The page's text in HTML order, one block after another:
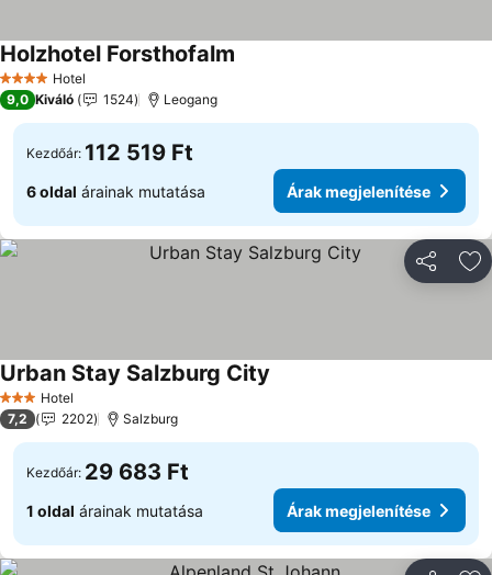
4 KategóriaHotel
Holzhotel Forsthofalm
9,0 Kiváló 1524 Leogang
Kezdőár: 112 519 Ft
6 oldal árainak mutatása Árak megjelenítése
3 Kategória
Hotel
Urban Stay Salzburg City
7,2 2202 Salzburg
Kezdőár: 29 683 Ft
1 oldal árainak mutatása Árak megjelenítése